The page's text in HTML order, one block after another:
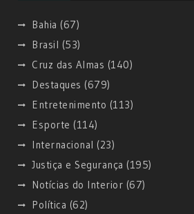
Bahia (67)
Brasil (53)
Cruz das Almas (140)
Destaques (679)
Entretenimento (113)
Esporte (114)
Internacional (23)
Justiça e Segurança (195)
Notícias do Interior (67)
Política (62)